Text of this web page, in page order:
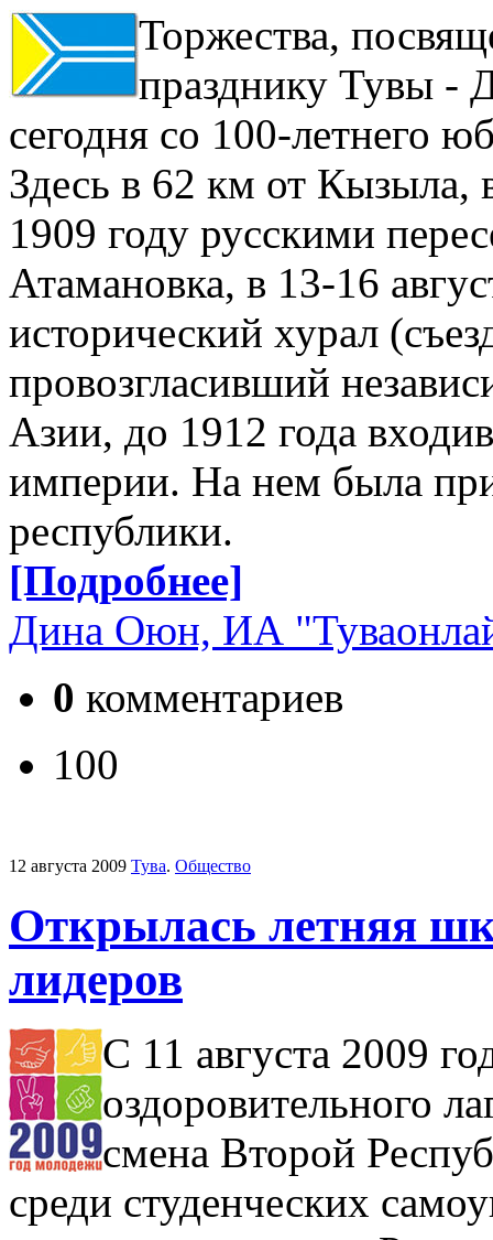
Торжества,
празднику Тувы -
сегодня со 100-летнего
Здесь в 62 км от Кызыла,
1909 году русскими
Атамановка, в 13-16
исторический хурал
провозгласивший
Азии, до 1912 года
империи. На нем была
республики.
[Подробнее]
Дина Оюн, ИА
0 комментариев
100
12 августа 2009 Тува. Общество
Открылась летняя
лидеров
С 11 августа 2009
оздоровительного
смена Второй
среди студенческих